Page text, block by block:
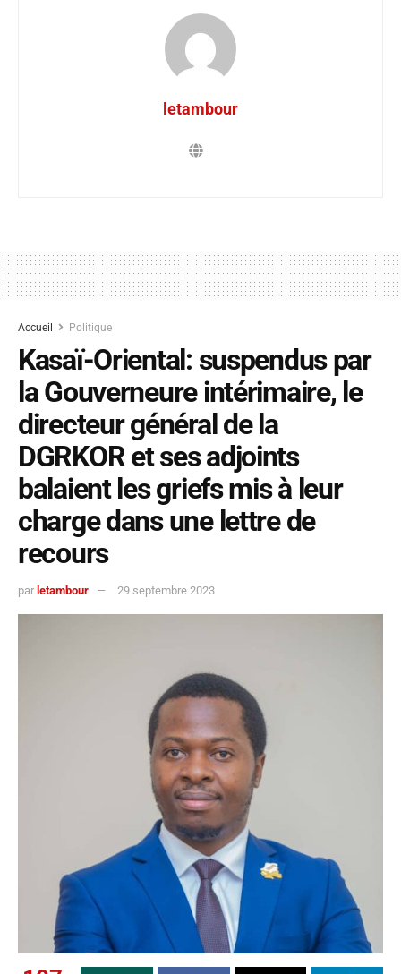
letambour
Accueil Politique
Kasaï-Oriental: suspendus par
la Gouverneure intérimaire, le
directeur général de la
DGRKOR et ses adjoints
balaient les griefs mis à leur
charge dans une lettre de
recours
par letambour 29 septembre 2023